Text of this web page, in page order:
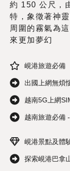
約 150 公尺，
特，象徵著神
周圍的霧氣為
來更加夢幻
峴港旅遊必備
出國上網無煩
越南5G上網
越南旅遊必備
峴港景點及體
探索峴港巴拿